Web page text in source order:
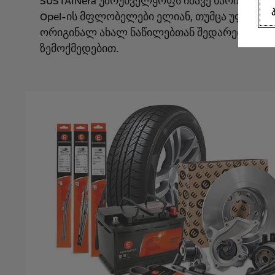
Opel-ის მფლობელები ელიან, თუმცა უფრო
ორიგინალ ახალ ნაწილებთან შედარებით და
ზემოქმედებით.